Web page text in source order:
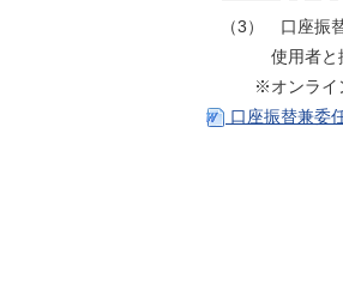
（3） 口座振
使用者と振込
※オンライン
口座振替兼委